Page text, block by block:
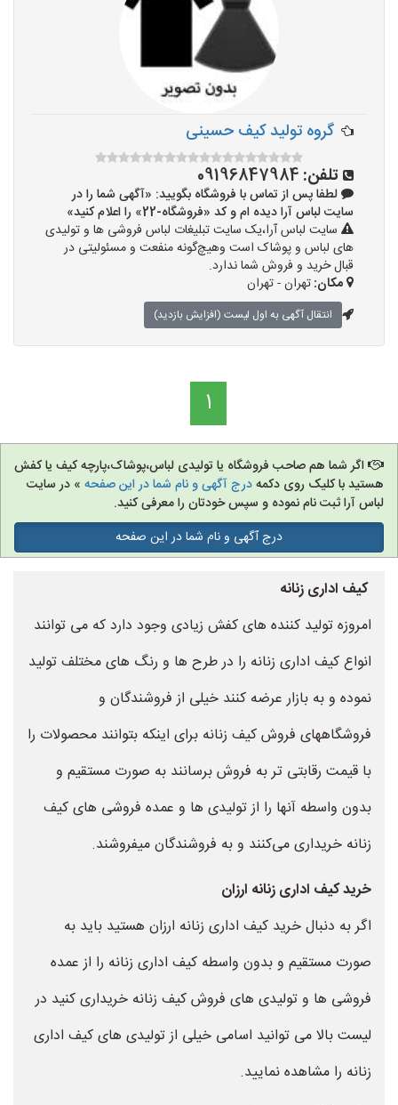
گروه تولید کیف حسینی
تلفن: 09196847984
لطفا پس از تماس با فروشگاه بگویید: «آگهی شما را در
سایت لباس آرا دیده ام و کد «فروشگاه-22» را اعلام کنید»
سایت لباس آرا،یک سایت تبلیغات لباس فروشی ها و تولیدی
های لباس و پوشاک است وهیچ‌گونه منفعت و مسئولیتی در
قبال خرید و فروش شما ندارد.
مکان:تهران - تهران
انتقال آگهی به اول لیست (افزایش بازدید)
1
اگر شما هم صاحب فروشگاه یا تولیدی لباس،پوشاک،پارچه کیف یا کفش
هستید با کلیک روی دکمهدرج آگهی و نام شما در این صفحه » در سایت
لباس آرا ثبت نام نموده و سپس خودتان را معرفی کنید.
درج آگهی و نام شما در این صفحه
کیف اداری زنانه
امروزه تولید کننده های کفش زیادی وجود دارد که می توانند
انواع کیف اداری زنانه را در طرح ها و رنگ های مختلف تولید
نموده و به بازار عرضه کنند خیلی از فروشندگان و
فروشگاههای فروش کیف زنانه برای اینکه بتوانند محصولات را
با قیمت رقابتی تر به فروش برسانند به صورت مستقیم و
بدون واسطه آنها را از تولیدی ها و عمده فروشی های کیف
زنانه خریداری می‌کنند و به فروشندگان میفروشند.
خرید کیف اداری زنانه ارزان
اگر به دنبال خرید کیف اداری زنانه ارزان هستید باید به
صورت مستقیم و بدون واسطه کیف اداری زنانه را از عمده
فروشی ها و تولیدی های فروش کیف زنانه خریداری کنید در
لیست بالا می توانید اسامی خیلی از تولیدی های کیف اداری
زنانه را مشاهده نمایید.